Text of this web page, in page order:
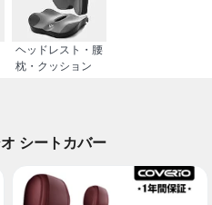
ヘッドレスト・腰
枕・クッション
シートカバー